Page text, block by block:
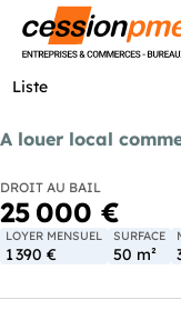
Liste
A louer local
DROIT AU BAIL
25 000 €
LOYER MENSUEL
1 390 €
SURFACE
50 m²